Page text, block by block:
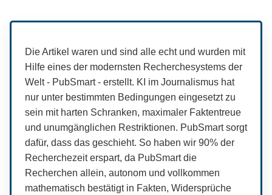
Die Artikel waren und sind alle echt und wurden mit
Hilfe eines der modernsten Recherchesystems der
Welt - PubSmart - erstellt. KI im Journalismus hat
nur unter bestimmten Bedingungen eingesetzt zu
sein mit harten Schranken, maximaler Faktentreue
und unumgänglichen Restriktionen. PubSmart sorgt
dafür, dass das geschieht. So haben wir 90% der
Recherchezeit erspart, da PubSmart die
Recherchen allein, autonom und vollkommen
mathematisch bestätigt in Fakten, Widersprüche